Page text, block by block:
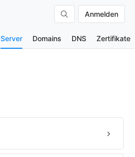
Anmelden
Server Domains DNS Zertifikate